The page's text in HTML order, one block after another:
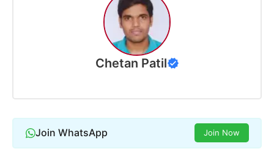
Chetan Patil
Join WhatsApp Join Now